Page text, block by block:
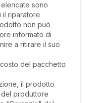
sono
il riparatore
non può
informato di
a ritirare il suo
del pacchetto
il prodotto
produttore